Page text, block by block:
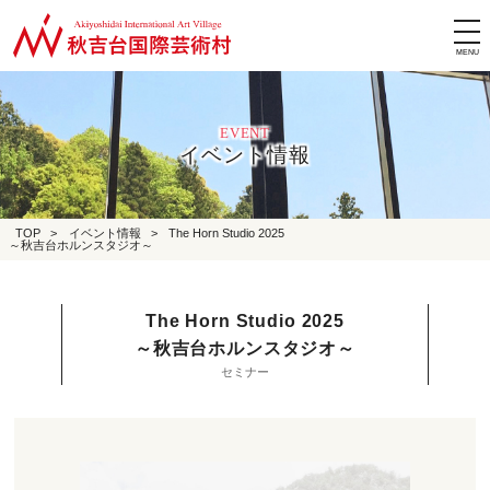
EVENT
イベント情報
TOP > イベント情報 >
The Horn Studio 2025
～秋吉台ホルンスタジオ～
The Horn Studio 2025
～秋吉台ホルンスタジオ～
セミナー